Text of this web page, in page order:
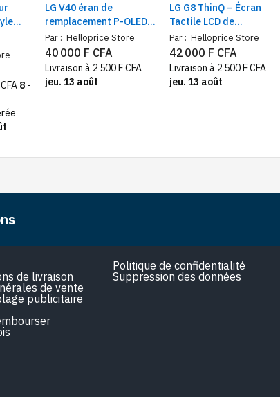
8 -
LG V40 éran de
remplacement P-OLED
compatible
Par : Helloprice Store
40 000 F CFA
Livraison à 2 500 F CFA
jeu. 13 août
LG G8 ThinQ – Écran
Tactile LCD de
Rechange Compatible
LM-G820QM7, LM-
G820UMB, LM-G820N et
LM-G820
Par : Helloprice Store
42 000 F CFA
Livraison à 2 500 F CFA
jeu. 13 août
de livraison
de vente
publicitaire
Politique de confidentialité
Suppression des données